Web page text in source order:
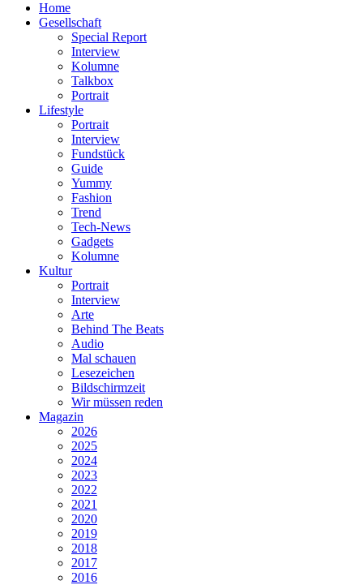
Home
Gesellschaft
Special Report
Interview
Kolumne
Talkbox
Portrait
Lifestyle
Portrait
Interview
Fundstück
Guide
Yummy
Fashion
Trend
Tech-News
Gadgets
Kolumne
Kultur
Portrait
Interview
Arte
Behind The Beats
Audio
Mal schauen
Lesezeichen
Bildschirmzeit
Wir müssen reden
Magazin
2026
2025
2024
2023
2022
2021
2020
2019
2018
2017
2016